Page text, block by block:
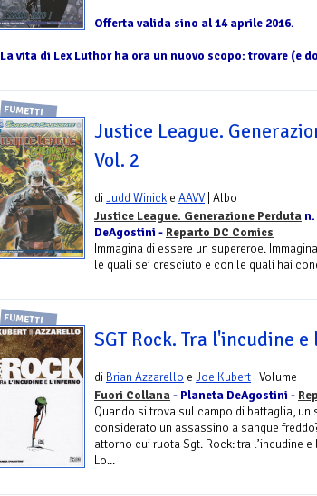
Offerta valida sino al 14 aprile 2016.
La vita di Lex Luthor ha ora un nuovo scopo: trovare (e
FUMETTI
Justice League.
Vol. 2
diJudd Winick e AAVV | Albo
Justice League. Generazione Perduta
DeAgostini - Reparto DC Comics
Immagina di essere un supereroe.
le quali sei cresciuto e con le quali hai
FUMETTI
SGT Rock. Tra l'incudine
di Brian Azzarello e Joe Kubert | Volume
Fuori Collana- Planeta DeAgostini -
Quando si trova sul campo di battaglia,
considerato un assassino a sangue
attorno cui ruota Sgt. Rock: tra l’incudine e
Lo...